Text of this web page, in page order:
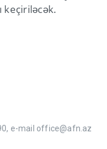
keçiriləcək.
e-mail office@afn.az